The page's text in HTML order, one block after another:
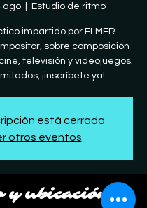
ago Estudio de ritmo
impartido por ELMER
sobre composición
televisión y videojuegos.
¡inscríbete ya!
está cerrada
otros eventos
y ubicación